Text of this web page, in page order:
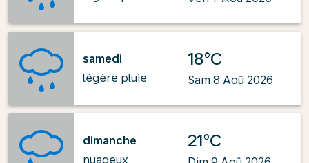
samedi
légère pluie
18°C
Sam 8 Aoû 2026
dimanche
nuageux
21°C